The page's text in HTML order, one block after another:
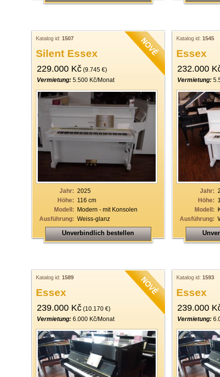
Katalog id: 1507
Silent Essex
229.000 Kč (9.745 €)
Vermietung: 5.500 Kč/Monat
Jahr: 2025
Höhe: 116 cm
Modell: Modern - mit Konsolen
Ausführung: Weiss-glanz
Unverbindlich bestellen
Katalog id: 1545
Essex
232.000
Vermietung:
Jahr:
Höhe:
Modell:
Ausführung:
Katalog id: 1589
Essex
239.000 Kč (10.170 €)
Vermietung: 6.000 Kč/Monat
Katalog id: 1593
Essex
239.000
Vermietung: